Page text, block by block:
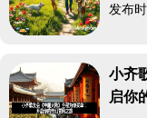
发布
小齐
启你